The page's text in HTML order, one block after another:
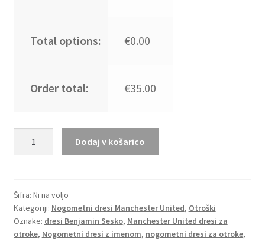
Total options: €0.00
Order total: €35.00
Sesko
#30
Manchester
United
Dodaj v košarico
Šifra: Ni na voljo
Kategoriji: Nogometni dresi Manchester United, Otroški
Oznake: dresi Benjamin Sesko, Manchester United dresi za
otroke, Nogometni dresi z imenom, nogometni dresi za otroke,